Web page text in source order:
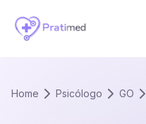
Home Psicólogo GO